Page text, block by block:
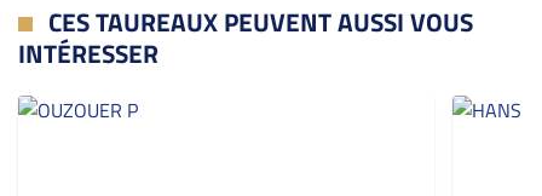
CES TAUREAUX PEUVENT AUSSI VOUS
INTÉRESSER